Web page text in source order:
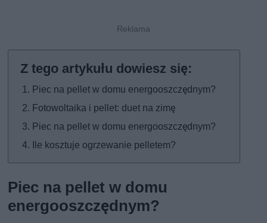
Piec na pellet w domu energooszczędnym?
Fotowoltaika i pellet: duet na zimę
Piec na pellet w domu energooszczędnym?
Ile kosztuje ogrzewanie pelletem?
Piec na pellet w domu
energooszczędnym?